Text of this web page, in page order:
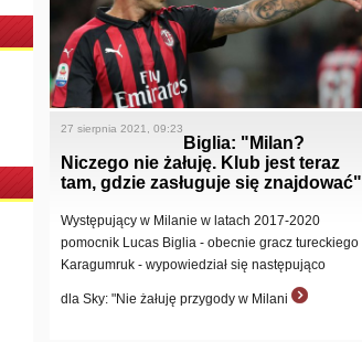
27 sierpnia 2021, 09:23
Biglia: "Milan?
Niczego nie żałuję. Klub jest teraz
tam, gdzie zasługuje się znajdować"
Występujący w Milanie w latach 2017-2020
pomocnik Lucas Biglia - obecnie gracz tureckiego
Karagumruk - wypowiedział się następująco
dla Sky: "Nie żałuję przygody w Milani